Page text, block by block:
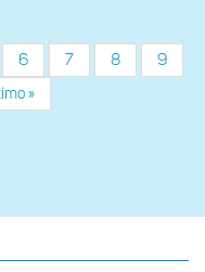
sur
del
Página
6 Página
7 Página
8 Página
9
»